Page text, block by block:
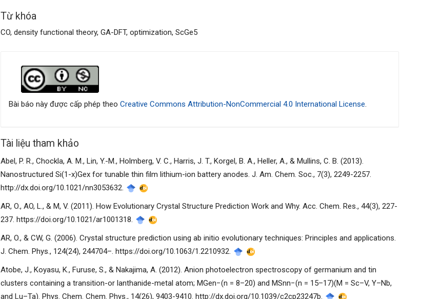
viết
Từ khóa
CO, density functional theory, GA-DFT, optimization, ScGe5
bài
Bài báo này được cấp phép theoCreative Commons Attribution-NonCommercial 4.0 International License.
Tài liệu tham khảo
Abel, P. R., Chockla, A. M., Lin, Y.-M., Holmberg, V. C., Harris, J. T., Korgel, B. A., Heller, A., & Mullins, C. B. (2013).
Nanostructured Si(1-x)Gex for tunable thin film lithium-ion battery anodes. J. Am. Chem. Soc., 7(3), 2249-2257.
http://dx.doi.org/10.1021/nn3053632.
AR, O., AO, L., & M, V. (2011). How Evolutionary Crystal Structure Prediction Work and Why. Acc. Chem. Res., 44(3), 227-
237. https://doi.org/10.1021/ar1001318.
AR, O., & CW, G. (2006). Crystal structure prediction using ab initio evolutionary techniques: Principles and applications.
J. Chem. Phys., 124(24), 244704–. https://doi.org/10.1063/1.2210932.
Atobe, J., Koyasu, K., Furuse, S., & Nakajima, A. (2012). Anion photoelectron spectroscopy of germanium and tin
clusters containing a transition-or lanthanide-metal atom; MGen−(n = 8–20) and MSnn−(n = 15–17)(M = Sc–V, Y–Nb,
and Lu–Ta). Phys. Chem. Chem. Phys., 14(26), 9403-9410. http://dx.doi.org/10.1039/c2cp23247b.